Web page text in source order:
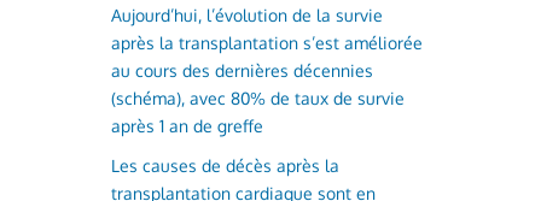
Aujourd’hui, l’évolution de la survie
après la transplantation s’est améliorée
au cours des dernières décennies
(schéma), avec 80% de taux de survie
après 1 an de greffe
Les causes de décès après la
transplantation cardiaque sont en